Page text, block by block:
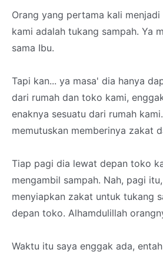
Orang yang pertama kali
kami adalah tukang sampah. Ya
sama Ibu.
Tapi kan... ya masa' dia hanya
dari rumah dan toko kami,
enaknya sesuatu dari rumah
memutuskan memberinya zakat
Tiap pagi dia lewat depan toko
mengambil sampah. Nah, pagi
menyiapkan zakat untuk tukang
depan toko. Alhamdulillah
Waktu itu saya enggak ada,